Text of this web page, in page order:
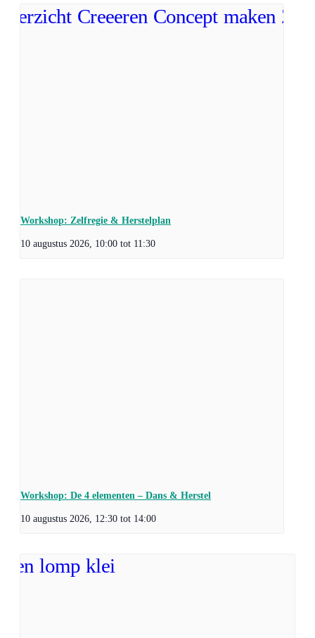
Workshop: Zelfregie & Herstelplan
10 augustus 2026, 10:00 tot 11:30
Workshop: De 4 elementen – Dans & Herstel
10 augustus 2026, 12:30 tot 14:00